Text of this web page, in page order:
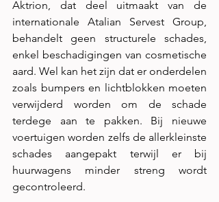
Aktrion, dat deel uitmaakt van de
internationale Atalian Servest Group,
behandelt geen structurele schades,
enkel beschadigingen van cosmetische
aard. Wel kan het zijn dat er onderdelen
zoals bumpers en lichtblokken moeten
verwijderd worden om de schade
terdege aan te pakken. Bij nieuwe
voertuigen worden zelfs de allerkleinste
schades aangepakt terwijl er bij
huurwagens minder streng wordt
gecontroleerd.